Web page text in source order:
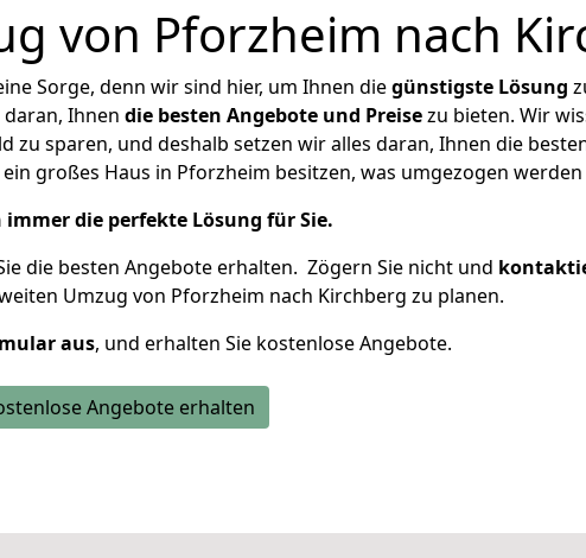
von Pforzheim nach
Sorge, denn wir sind hier, um Ihnen diegünstigste Lösung
Ihnen die besten Angebote und Preisezu bieten. Wir
sparen, und deshalb setzen wir alles daran, Ihnen die
großes Haus in Pforzheim besitzen, was umgezogen werden
immer die perfekte Lösung für Sie.
die besten Angebote erhalten. Zögern Sie nicht und
Umzug von Pforzheim nach Kirchberg zu planen.
aus, und erhalten Sie kostenlose Angebote.
Angebote erhalten